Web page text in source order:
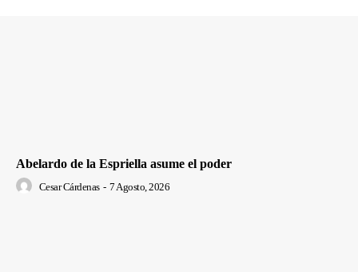
Abelardo de la Espriella asume el poder
Cesar Cárdenas - 7 Agosto, 2026